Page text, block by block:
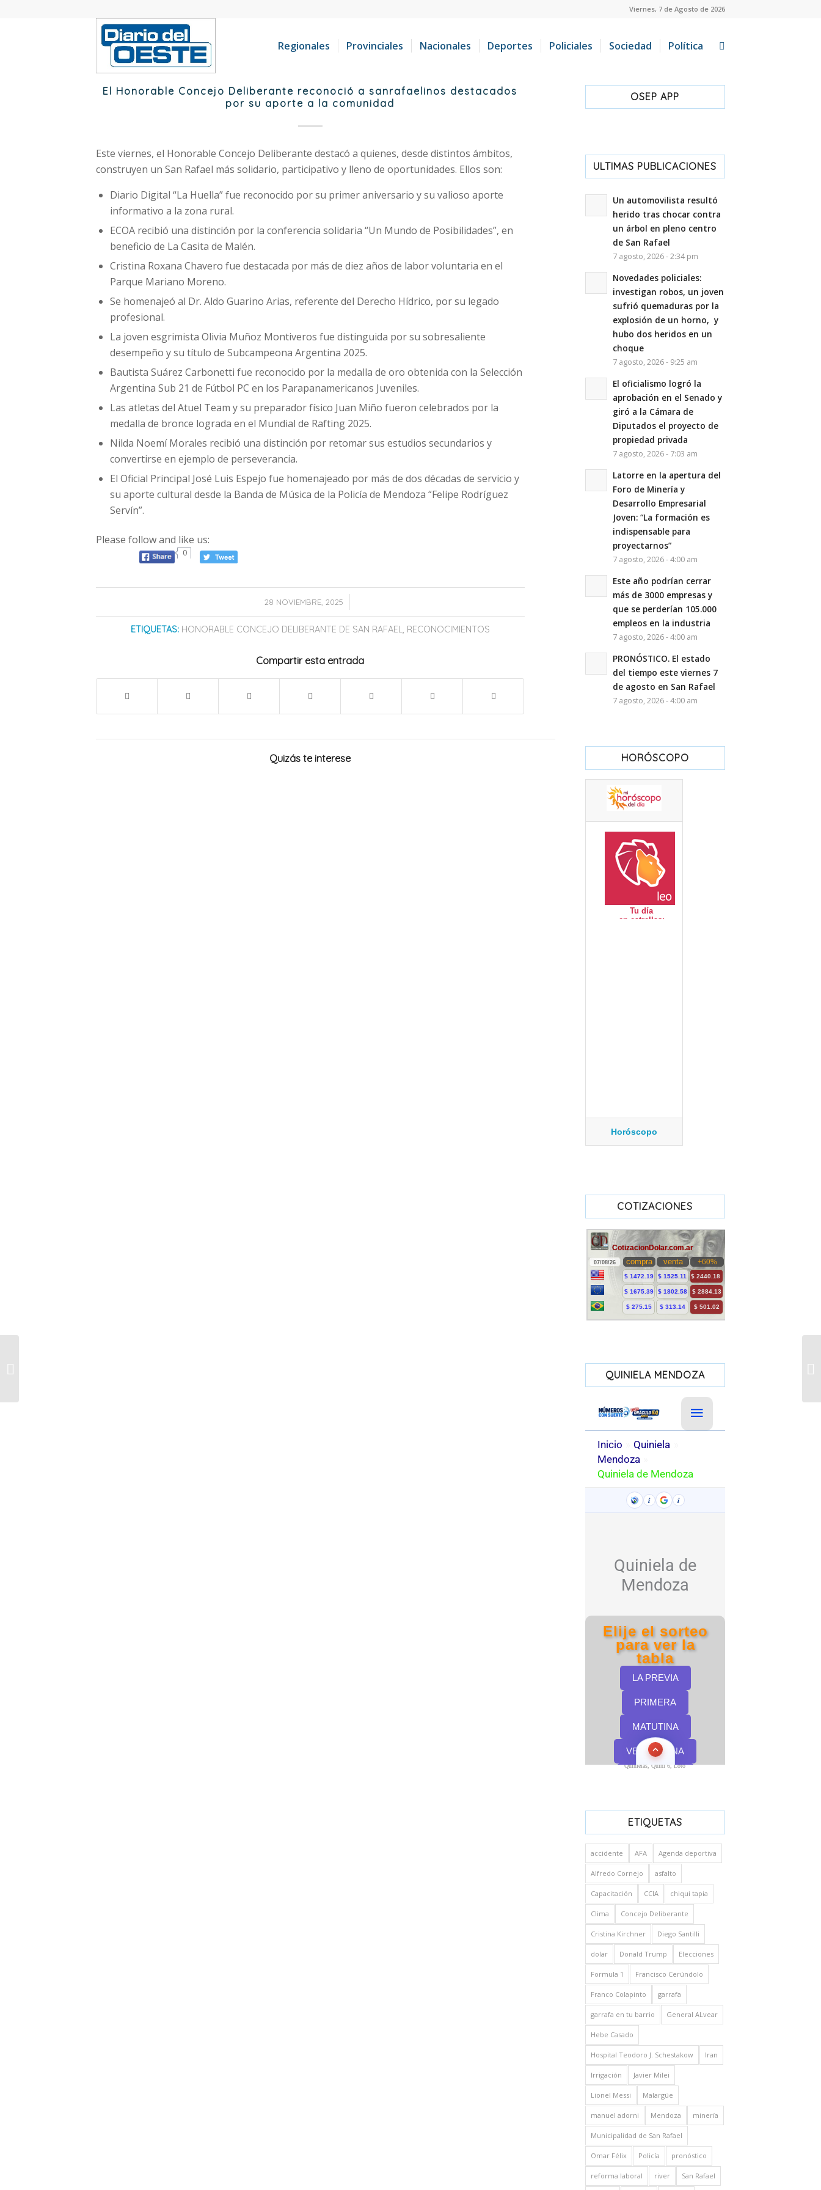
Viernes, 7 de Agosto de 2026
Regionales Provinciales Nacionales Deportes Policiales Sociedad Política
El Honorable Concejo Deliberante reconoció a sanrafaelinos destacados
por su aporte a la comunidad
Este viernes, el Honorable Concejo Deliberante destacó a quienes, desde distintos ámbitos,
construyen un San Rafael más solidario, participativo y lleno de oportunidades. Ellos son:
Diario Digital “La Huella” fue reconocido por su primer aniversario y su valioso aporte
informativo a la zona rural.
ECOA recibió una distinción por la conferencia solidaria “Un Mundo de Posibilidades”, en
beneficio de La Casita de Malén.
Cristina Roxana Chavero fue destacada por más de diez años de labor voluntaria en el
Parque Mariano Moreno.
Se homenajeó al Dr. Aldo Guarino Arias, referente del Derecho Hídrico, por su legado
profesional.
La joven esgrimista Olivia Muñoz Montiveros fue distinguida por su sobresaliente
desempeño y su título de Subcampeona Argentina 2025.
Bautista Suárez Carbonetti fue reconocido por la medalla de oro obtenida con la Selección
Argentina Sub 21 de Fútbol PC en los Parapanamericanos Juveniles.
Las atletas del Atuel Team y su preparador físico Juan Miño fueron celebrados por la
medalla de bronce lograda en el Mundial de Rafting 2025.
Nilda Noemí Morales recibió una distinción por retomar sus estudios secundarios y
convertirse en ejemplo de perseverancia.
El Oficial Principal José Luis Espejo fue homenajeado por más de dos décadas de servicio y
su aporte cultural desde la Banda de Música de la Policía de Mendoza “Felipe Rodríguez
Servín”.
Please follow and like us:
0
28 NOVIEMBRE, 2025
/
ETIQUETAS: HONORABLE CONCEJO DELIBERANTE DE SAN RAFAEL, RECONOCIMIENTOS
Compartir esta entrada
Quizás te interese
OSEP APP
ULTIMAS PUBLICACIONES
Un automovilista resultó
herido tras chocar contra
un árbol en pleno centro
de San Rafael
7 agosto, 2026 - 2:34 pm
Novedades policiales:
investigan robos, un joven
sufrió quemaduras por la
explosión de un horno, y
hubo dos heridos en un
choque
7 agosto, 2026 - 9:25 am
El oficialismo logró la
aprobación en el Senado y
giró a la Cámara de
Diputados el proyecto de
propiedad privada
7 agosto, 2026 - 7:03 am
Latorre en la apertura del
Foro de Minería y
Desarrollo Empresarial
Joven: “La formación es
indispensable para
proyectarnos”
7 agosto, 2026 - 4:00 am
Este año podrían cerrar
más de 3000 empresas y
que se perderían 105.000
empleos en la industria
7 agosto, 2026 - 4:00 am
PRONÓSTICO. El estado
del tiempo este viernes 7
de agosto en San Rafael
7 agosto, 2026 - 4:00 am
HORÓSCOPO
Horóscopo
COTIZACIONES
QUINIELA MENDOZA
Quinielas, Quini 6, Loto
ETIQUETAS
accidente AFA Agenda deportiva
Alfredo Cornejo asfalto
Capacitación CCIA chiqui tapia
Clima Concejo Deliberante
Cristina Kirchner Diego Santilli
dolar Donald Trump Elecciones
Formula 1 Francisco Cerúndolo
Franco Colapinto garrafa
garrafa en tu barrio General ALvear
Hebe Casado
Hospital Teodoro J. Schestakow Iran
Irrigación Javier Milei
Lionel Messi Malargüe
manuel adorni Mendoza minería
Municipalidad de San Rafael
Omar Félix Policía pronóstico
reforma laboral river San Rafael